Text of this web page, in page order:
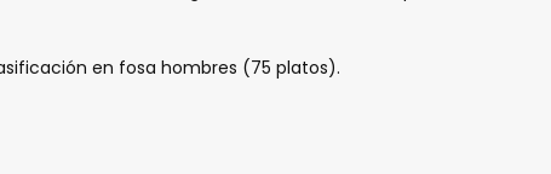
en fosa hombres (75 platos).